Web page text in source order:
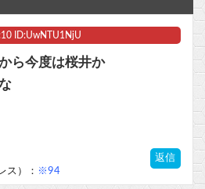
なんでロボットアニメの主人公って親父が作ったロボに乗ることが多いの？
【ウマ娘】コミケで配布予定だった非公式グッズ「オグリキャップタマモクロスアクリル定規」意外(?)な落とし穴により配布を撤回することに…
マスク 十兆円を失う‥投資家「アメリカ党？バカかコイツw」
ID:UwNTU1NjU
ら今度は桜井か
返信
ス）： ※94